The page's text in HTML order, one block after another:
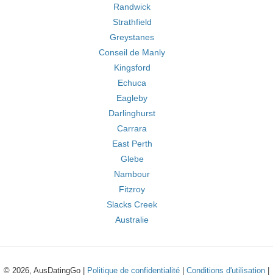
Randwick
Strathfield
Greystanes
Conseil de Manly
Kingsford
Echuca
Eagleby
Darlinghurst
Carrara
East Perth
Glebe
Nambour
Fitzroy
Slacks Creek
Australie
© 2026, AusDatingGo | Politique de confidentialité Conditions d'utilisation